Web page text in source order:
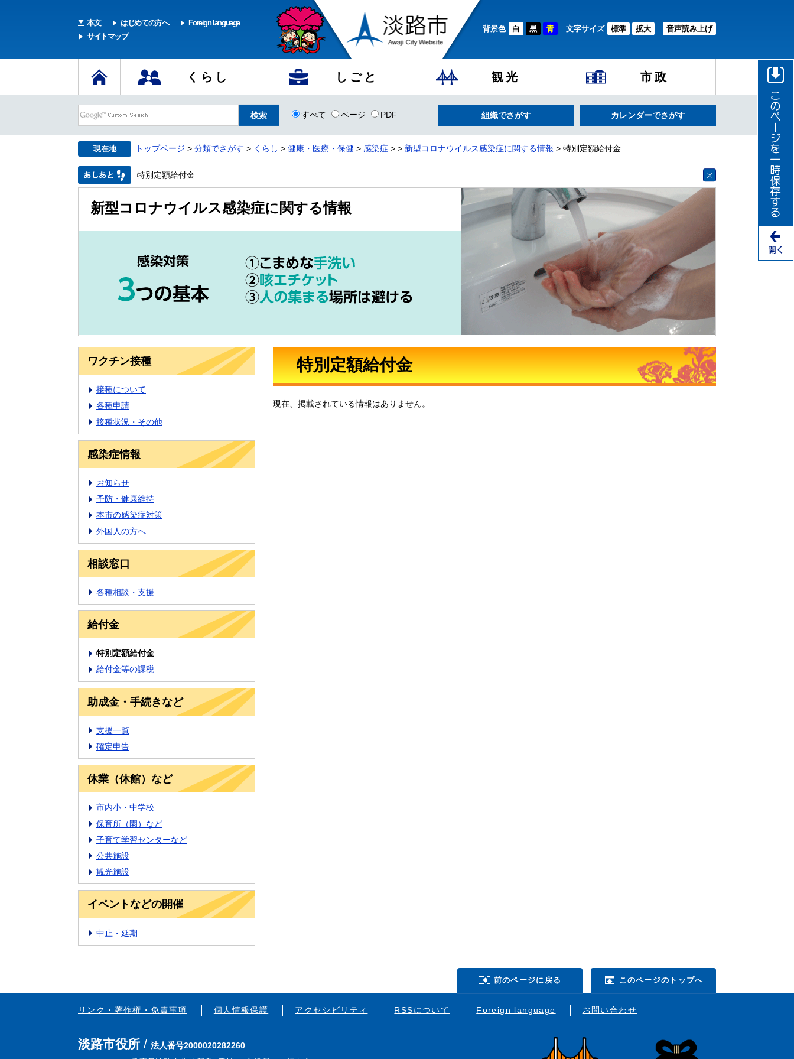
本文 はじめての方へ
Foreign language
サイトマップ
背景色 白 黒 青 文字サイズ 標準 拡大 音声読み上げ
くらし しごと 観光 市政
すべて ページ PDF 組織でさがす カレンダーでさがす
現在地 トップページ > 分類でさがす > くらし > 健康・医療・保健 > 感染症 > > 新型コロナウイルス感染症に関する情報 > 特別定額給付金
特別定額給付金
新型コロナウイルス感染症に関する情報
ワクチン接種
接種について
各種申請
接種状況・その他
感染症情報
お知らせ
予防・健康維持
本市の感染症対策
外国人の方へ
相談窓口
各種相談・支援
給付金
特別定額給付金
給付金等の課税
助成金・手続きなど
支援一覧
確定申告
休業（休館）など
市内小・中学校
保育所（園）など
子育て学習センターなど
公共施設
観光施設
イベントなどの開催
中止・延期
特別定額給付金
現在、掲載されている情報はありません。
前のページに戻る このページのトップへ
リンク・著作権・免責事項 個人情報保護 アクセシビリティ RSSについて Foreign language お問い合わせ
淡路市役所
法人番号2000020282260